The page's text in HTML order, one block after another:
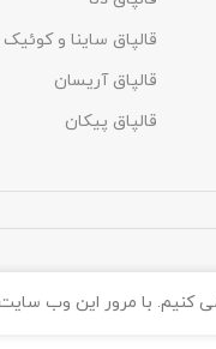
قالپاق ساینا و کوئیک
قالپاق آریسان
قالپاق پیکان
کنیم. با مرور این وب